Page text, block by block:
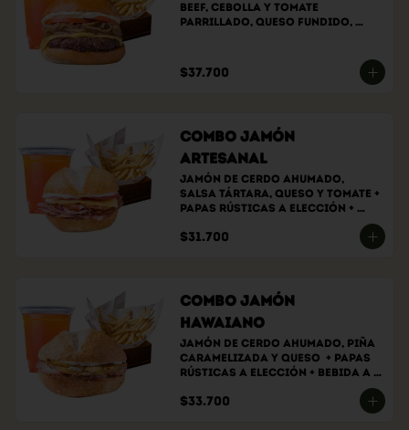
beef, cebolla y tomate
parrillado, queso fundido,
elección.
$37.700
Combo Jamón
Artesanal
Jamón de cerdo ahumado,
salsa tártara, queso y tomate +
papas rústicas a elección +
$31.700
Combo Jamón
Hawaiano
Jamón de cerdo ahumado, piña
caramelizada y queso  + papas
rústicas a elección + bebida a
$33.700